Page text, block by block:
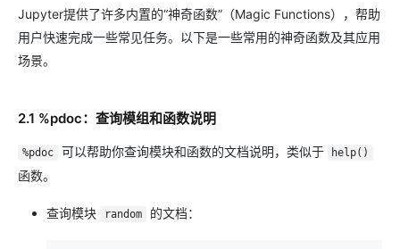
Jupyter提供了许多内置的“神奇函数”（Magic Functions），帮助
用户快速完成一些常见任务。以下是一些常用的神奇函数及其应用
场景。
2.1 %pdoc：查询模组和函数说明
%pdoc 可以帮助你查询模块和函数的文档说明，类似于 help()
函数。
查询模块 random 的文档：